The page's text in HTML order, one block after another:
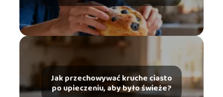
Jak przechowywać kruche ciasto
po upieczeniu, aby było świeże?